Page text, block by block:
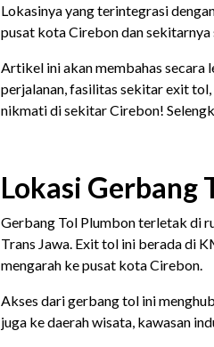
Lokasinya yang terintegrasi
pusat kota Cirebon dan sekitarnya
Artikel ini akan membahas
perjalanan, fasilitas sekitar exit
nikmati di sekitar Cirebon!
Lokasi Gerbang
Gerbang Tol Plumbon terletak di
Trans Jawa. Exit tol ini berada di
mengarah ke pusat kota Cirebon.
Akses dari gerbang tol ini
juga ke daerah wisata, kawasan